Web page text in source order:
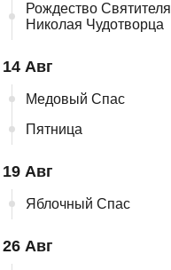
Рождество Святителя
Николая Чудотворца
14 Авг
Медовый Спас
Пятница
19 Авг
Яблочный Спас
26 Авг